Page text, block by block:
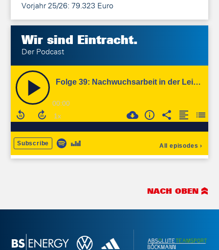
Vorjahr 25/26: 79.323 Euro
Wir sind Eintracht.
Der Podcast
NACH OBEN